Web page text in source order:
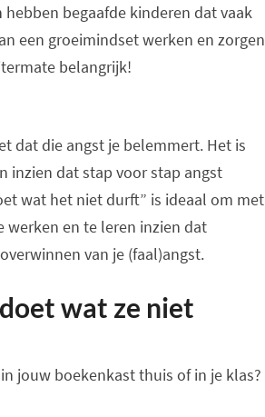
begaafde kinderen dat vaak
een groeimindset werken en zorgen
belangrijk!
dat die angst je belemmert. Het is
inzien dat stap voor stap angst
wat het niet durft” is ideaal om met
werken en te leren inzien dat
van je (faal)angst.
wat ze niet
jouw boekenkast thuis of in je klas?